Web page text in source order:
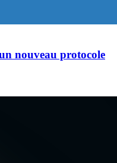
nouveau protocole